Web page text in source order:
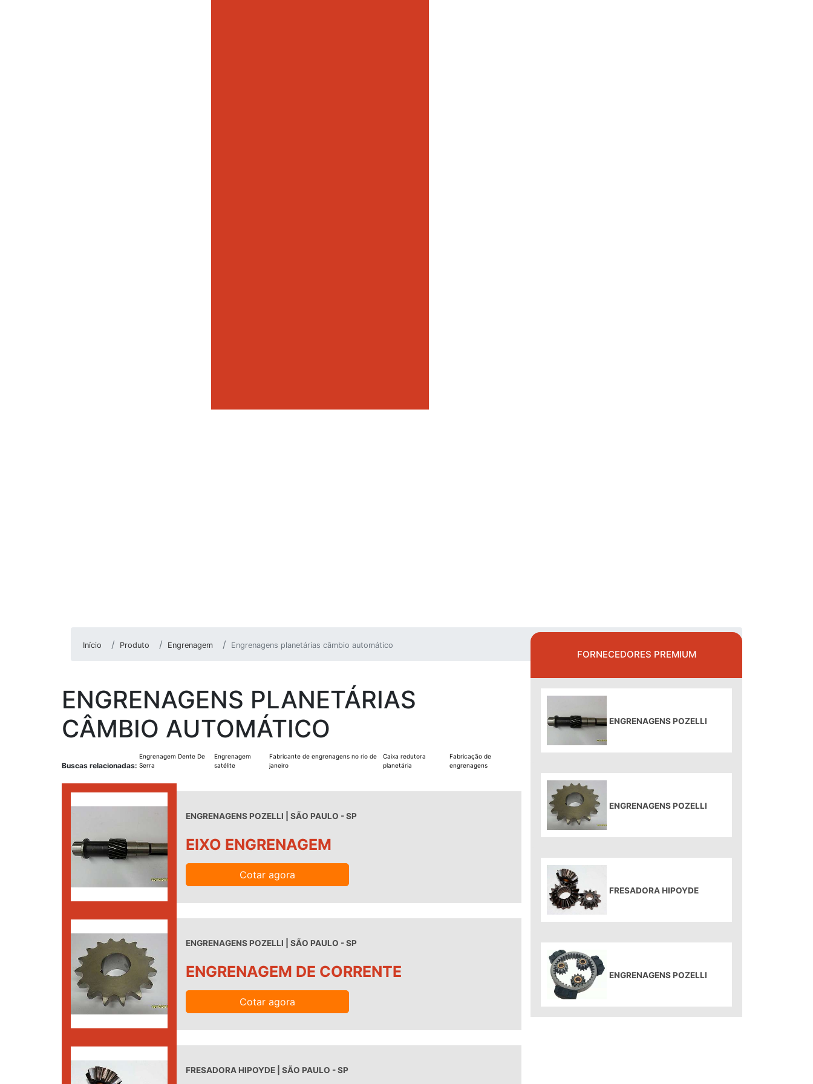
Início Produto Engrenagem Engrenagens planetárias câmbio automático
ENGRENAGENS PLANETÁRIAS
CÂMBIO AUTOMÁTICO
Buscas relacionadas:
Engrenagem Dente De
Serra
Engrenagem
satélite
Fabricante de engrenagens no rio de
janeiro
Caixa redutora
planetária
Fabricação de
engrenagens
ENGRENAGENS POZELLI | SÃO PAULO - SP
EIXO ENGRENAGEM
Cotar agora
ENGRENAGENS POZELLI | SÃO PAULO - SP
ENGRENAGEM DE CORRENTE
Cotar agora
FRESADORA HIPOYDE | SÃO PAULO - SP
FORNECEDORES PREMIUM
ENGRENAGENS POZELLI
ENGRENAGENS POZELLI
FRESADORA HIPOYDE
ENGRENAGENS POZELLI